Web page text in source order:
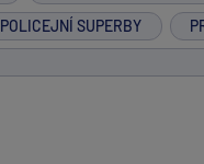
POLICEJNÍ SUPERBY